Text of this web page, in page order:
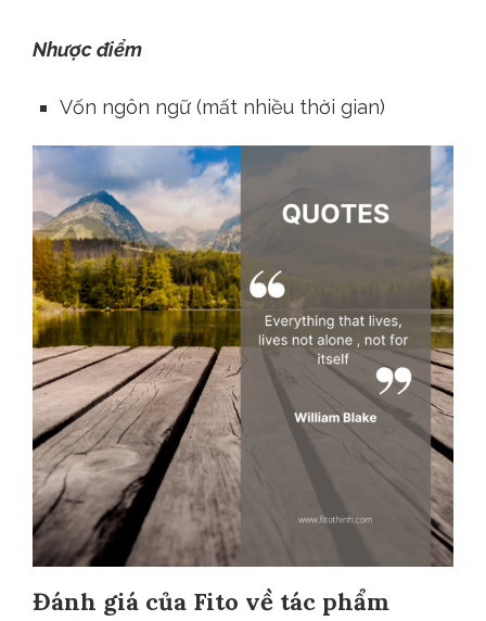
Nhược điểm
Vốn ngôn ngữ (mất nhiều thời gian)
Đánh giá của Fito về tác phẩm